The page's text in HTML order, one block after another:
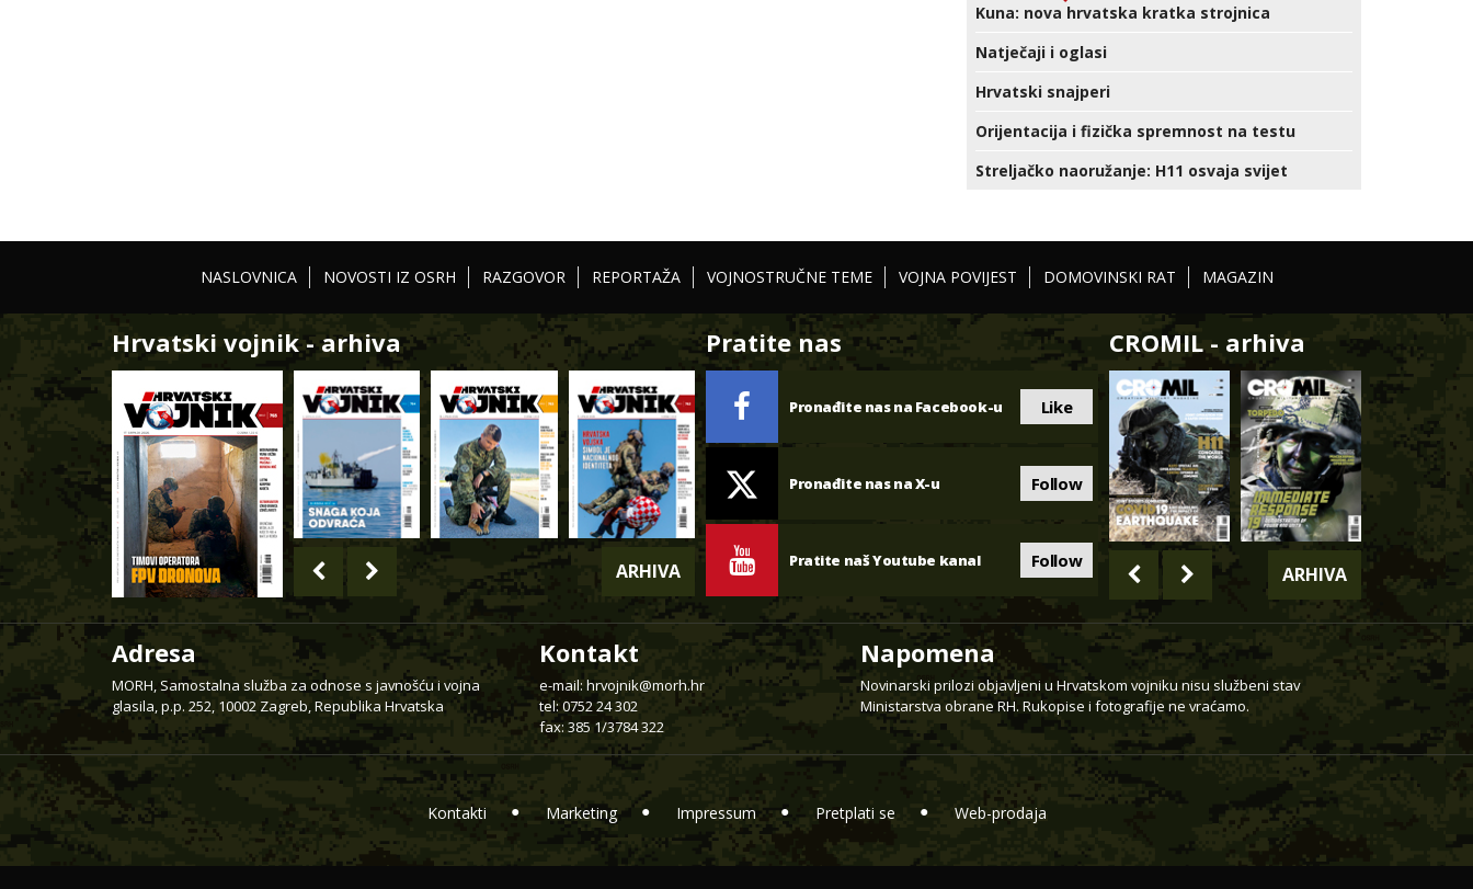
Kuna: nova hrvatska kratka strojnica
Natječaji i oglasi
Hrvatski snajperi
Orijentacija i fizička spremnost na testu
Streljačko naoružanje: H11 osvaja svijet
NASLOVNICA NOVOSTI IZ OSRH RAZGOVOR REPORTAŽA VOJNOSTRUČNE TEME VOJNA POVIJEST DOMOVINSKI RAT MAGAZIN
Hrvatski vojnik - arhiva
ARHIVA
Pratite nas
Pronađite nas na Facebook-u Like
Pronađite nas na X-u Follow
Pratite naš Youtube kanal Follow
CROMIL - arhiva
ARHIVA
Adresa
MORH, Samostalna služba za odnose s javnošću i vojna
glasila, p.p. 252, 10002 Zagreb, Republika Hrvatska
Kontakt
e-mail: hrvojnik@morh.hr
tel: 0752 24 302
fax: 385 1/3784 322
Napomena
Novinarski prilozi objavljeni u Hrvatskom vojniku nisu službeni stav
Ministarstva obrane RH. Rukopise i fotografije ne vraćamo.
Kontakti Marketing Impressum Pretplati se Web-prodaja